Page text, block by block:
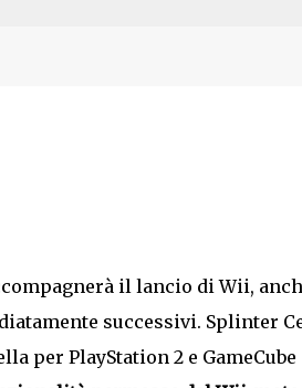
il lancio di Wii,
successivi. Splinter
per PlayStation 2 e GameCube